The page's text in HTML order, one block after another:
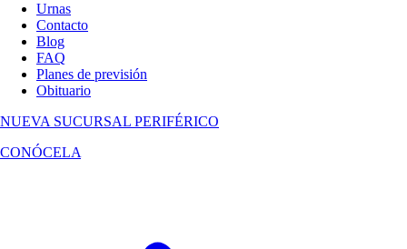
Urnas
Contacto
Blog
FAQ
Planes de previsión
Obituario
NUEVA SUCURSAL PERIFÉRICO
CONÓCELA